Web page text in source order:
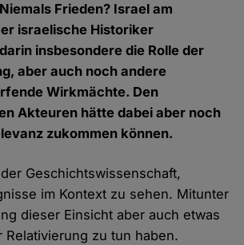
Frieden? Israel am
israelische Historiker
insbesondere die Rolle der
aber auch noch andere
Wirkmächte. Den
Akteuren hätte dabei aber noch
zukommen können.
Geschichtswissenschaft,
im Kontext zu sehen. Mitunter
dieser Einsicht aber auch etwas
Relativierung zu tun haben.